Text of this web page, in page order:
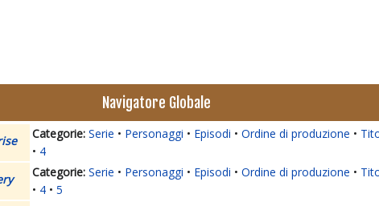
Navigatore Globale
Serie Personaggi Episodi Ordine di produzione
4
Serie Personaggi Episodi Ordine di produzione
4
5